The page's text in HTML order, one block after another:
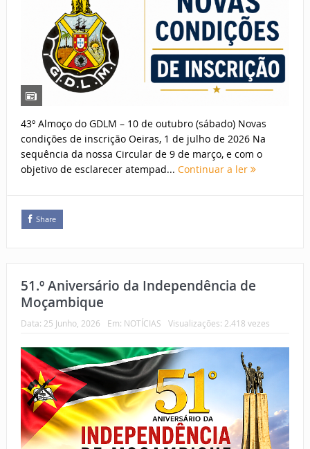
43º Almoço do GDLM – 10 de outubro (sábado) Novas
condições de inscrição Oeiras, 1 de julho de 2026 Na
sequência da nossa Circular de 9 de março, e com o
objetivo de esclarecer atempad... Continuar a ler
Share
51.º Aniversário da Independência de
Moçambique
Data: 25 Junho, 2026 Em: NOTÍCIAS Visualizações: 2.418 vezes